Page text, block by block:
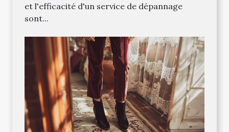
et l'efficacité d'un service de dépannage
sont...